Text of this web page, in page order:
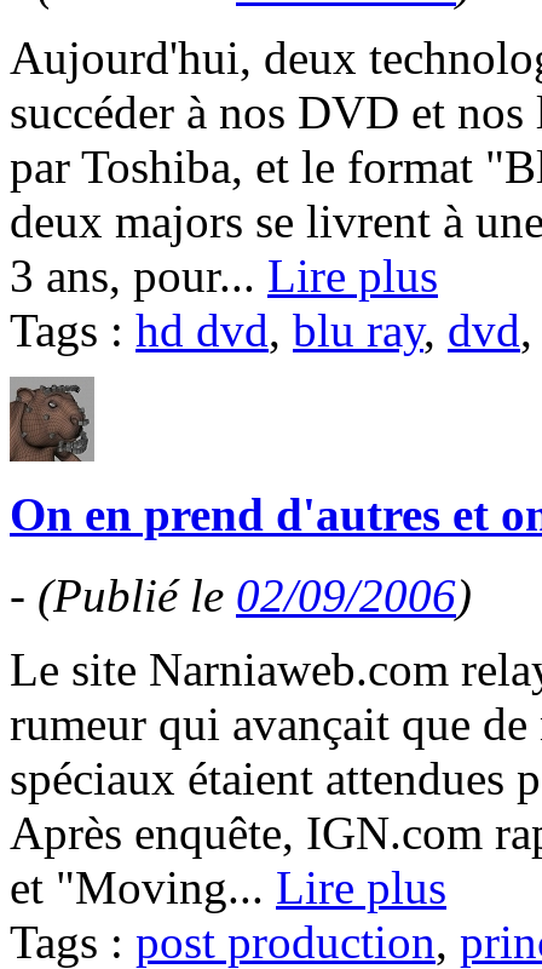
Aujourd'hui, deux
succéder à nos DVD et
par Toshiba, et le format
deux majors se livrent à
3 ans, pour... Lire plus
Tags : hd dvd, blu ray, dvd
On en prend d'autres et
- (Publié le 02/09/2006)
Le site Narniaweb.com
rumeur qui avançait que
spéciaux étaient attendues
Après enquête, IGN.com
et "Moving... Lire plus
Tags : post production,